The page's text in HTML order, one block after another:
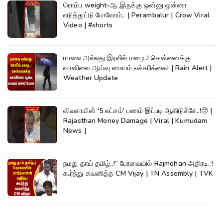
ரொம்ப weight-ஆ இருக்கு ஒன்னு ஒன்னா
எடுத்துட்டு போவோம்.. | Perambalur | Crow Viral
Video | #shorts
மாலை அல்லது இரவில் மழை..! சென்னைக்கு
வானிலை ஆய்வு மையம் எச்சரிக்கை! | Rain Alert |
Weather Update
விவசாயின் '5 லட்சம்' பணம் இப்படி ஆகிடுச்சே..!🥺 |
Rajasthan Money Damage | Viral | Kumudam
News |
நமது தாய் தமிழ்..!” பேரவையில் Rajmohan அதிரடி..!
கூர்ந்து கவனித்த CM Vijay | TN Assembly | TVK